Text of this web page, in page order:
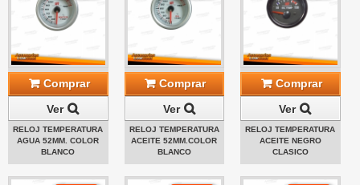
Comprar
Ver
RELOJ TEMPERATURA
AGUA 52MM. COLOR
BLANCO
Comprar
Ver
RELOJ TEMPERATURA
ACEITE 52MM.COLOR
BLANCO
Comprar
Ver
RELOJ TEMPERATURA
ACEITE NEGRO
CLASICO